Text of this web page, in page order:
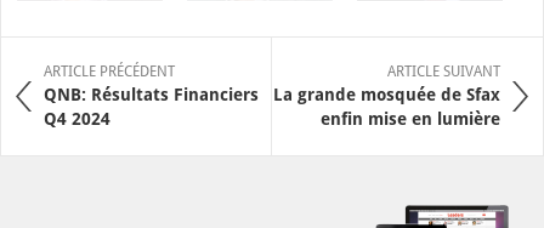
ARTICLE PRÉCÉDENT
QNB: Résultats Financiers
Q4 2024
ARTICLE SUIVANT
La grande mosquée de Sfax
enfin mise en lumière